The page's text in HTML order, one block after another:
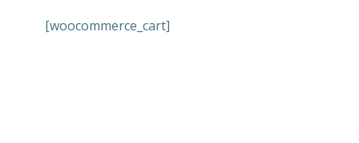
[woocommerce_cart]